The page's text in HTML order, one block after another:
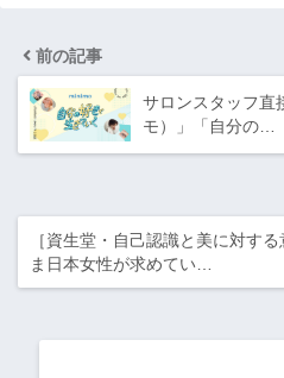
前の記事
サロンスタッフ直
モ）」「自分の…
［資生堂・自己認識と美に対す
ま日本女性が求めてい…